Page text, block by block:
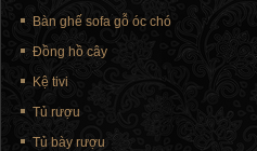
Bàn ghế sofa gỗ óc chó
Đồng hồ cây
Kệ tivi
Tủ rượu
Tủ bày rượu